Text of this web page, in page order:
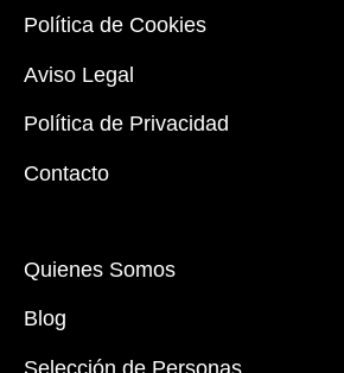
Política de Cookies
Aviso Legal
Política de Privacidad
Contacto
Quienes Somos
Blog
Selección de Personas